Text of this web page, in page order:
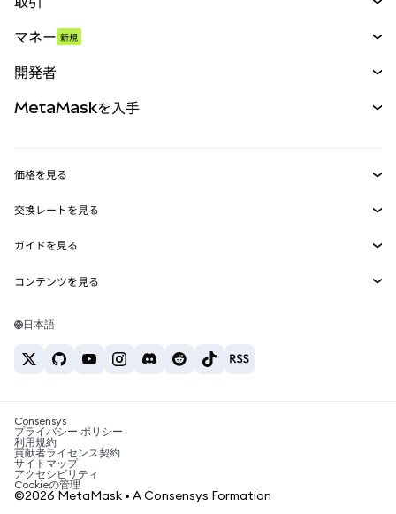
パーペチュアル
RWA
マネー 新規
開発者
MetaMask Connect
Snaps
Web3サービス
MetaMaskを入手
セキュリティ
サポート
キャリア
お問い合わせ
価格を見る
イーサリアムの価格
Solanaの価格
Tetherの価格
交換レートを見る
ETH→USD
USDT→INR
BTC→INR
ETH→USDT
ガイドを見る
ETHの購入
USDTの購入
SHIBの購入
BNBの購入
コンテンツを見る
Solanaウォレット
税制関連ニュース
暗号資産の購入方法は？
ビットコインを売るには？
日本語
Consensys
プライバシー ポリシー
利用規約
貢献者ライセンス契約
サイトマップ
アクセシビリティ
Cookieの管理
©2026 MetaMask • A Consensys Formation